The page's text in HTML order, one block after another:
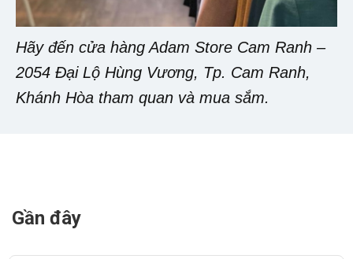
Hãy đến cửa hàng Adam Store Cam Ranh –
2054 Đại Lộ Hùng Vương, Tp. Cam Ranh,
Khánh Hòa tham quan và mua sắm.
Gần đây